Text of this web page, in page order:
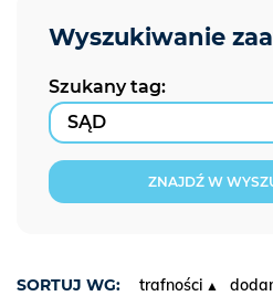
Szukany tag:
ZNAJDŹ W
SORTUJ WG: trafności